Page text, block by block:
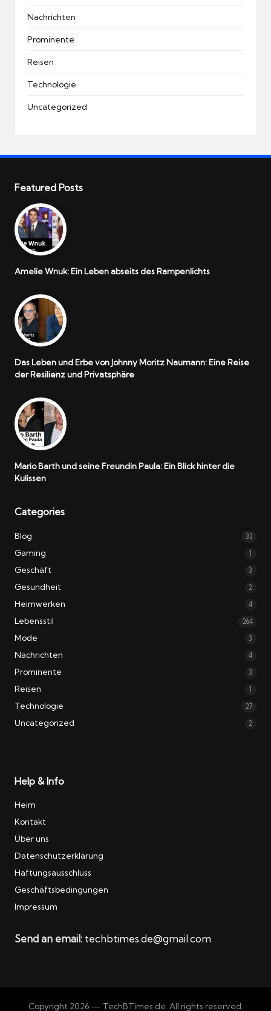
Nachrichten
Prominente
Reisen
Technologie
Uncategorized
Featured Posts
Amelie Wnuk: Ein Leben abseits des Rampenlichts
Das Leben und Erbe von Johnny Moritz Naumann: Eine Reise
der Resilienz und Privatsphäre
Mario Barth und seine Freundin Paula: Ein Blick hinter die
Kulissen
Categories
Blog 33
Gaming 1
Geschäft 3
Gesundheit 2
Heimwerken 4
Lebensstil 264
Mode 3
Nachrichten 4
Prominente 3
Reisen 1
Technologie 27
Uncategorized 2
Help & Info
Heim
Kontakt
Über uns
Datenschutzerklärung
Haftungsausschluss
Geschäftsbedingungen
Impressum
Send an email: techbtimes.de@gmail.com
Copyright 2026 — TechBTimes.de. All rights reserved.